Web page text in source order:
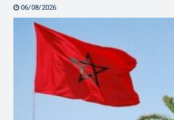
06/08/2026